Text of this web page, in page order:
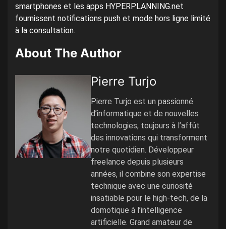
smartphones et les apps HYPERPLANNING.net
fournissent notifications push et mode hors ligne limité
à la consultation.
About The Author
Pierre Turjo
Pierre Turjo est un passionné
d’informatique et de nouvelles
technologies, toujours à l’affût
des innovations qui transforment
notre quotidien. Développeur
freelance depuis plusieurs
années, il combine son expertise
technique avec une curiosité
insatiable pour le high-tech, de la
domotique à l’intelligence
artificielle. Grand amateur de